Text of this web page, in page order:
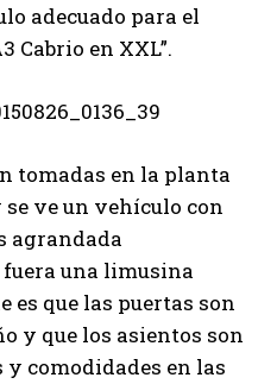
adecuado para el
Cabrio en XXL”.
tomadas en la planta
ve un vehículo con
agrandada
fuera una limusina
es que las puertas son
y que los asientos son
comodidades en las